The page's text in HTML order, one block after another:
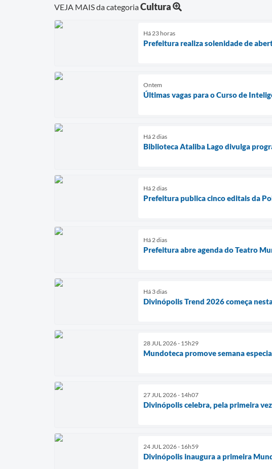
VEJA MAIS da categoriaCultura
Há 23 horas
Prefeitura realiza solenidade de
Ontem
Últimas vagas para o Curso de
Há 2 dias
Biblioteca Ataliba Lago divulga
Há 2 dias
Prefeitura publica cinco editais da
Há 2 dias
Prefeitura abre agenda do Teatro
Há 3 dias
Divinópolis Trend 2026 começa
28 JUL 2026 - 15h29
Mundoteca promove semana
27 JUL 2026 - 14h07
Divinópolis celebra, pela primeira
24 JUL 2026 - 16h59
Divinópolis inaugura a primeira